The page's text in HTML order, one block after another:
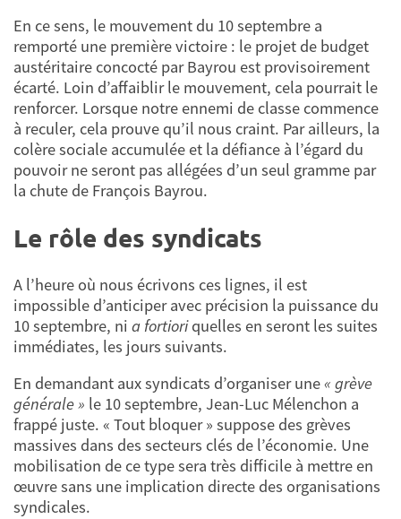
En ce sens, le mouvement du 10 septembre a
remporté une première victoire : le projet de budget
austéritaire concocté par Bayrou est provisoirement
écarté. Loin d’affaiblir le mouvement, cela pourrait le
renforcer. Lorsque notre ennemi de classe commence
à reculer, cela prouve qu’il nous craint. Par ailleurs, la
colère sociale accumulée et la défiance à l’égard du
pouvoir ne seront pas allégées d’un seul gramme par
la chute de François Bayrou.
Le rôle des syndicats
A l’heure où nous écrivons ces lignes, il est
impossible d’anticiper avec précision la puissance du
10 septembre, ni a fortioriquelles en seront les suites
immédiates, les jours suivants.
En demandant aux syndicats d’organiser une« grève
générale » le 10 septembre, Jean-Luc Mélenchon a
frappé juste. « Tout bloquer » suppose des grèves
massives dans des secteurs clés de l’économie. Une
mobilisation de ce type sera très difficile à mettre en
œuvre sans une implication directe des organisations
syndicales.